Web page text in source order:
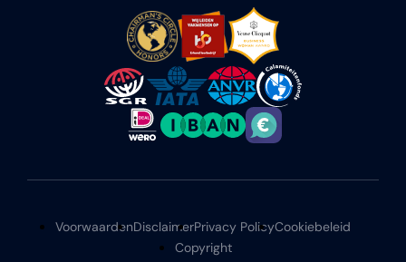
VoorwaardenDisclaimerPrivacy PolicyCookiebeleid
Copyright